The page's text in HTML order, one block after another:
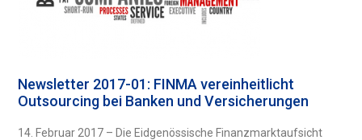
Newsletter 2017-01: FINMA vereinheitlicht
Outsourcing bei Banken und Versicherungen
14. Februar 2017 – Die Eidgenössische Finanzmarktaufsicht